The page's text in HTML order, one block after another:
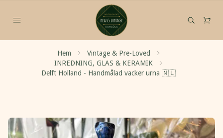
Hem
Vintage & Pre-Loved
INREDNING, GLAS & KERAMIK
Delft Holland - Handmålad vacker urna 🇳🇱